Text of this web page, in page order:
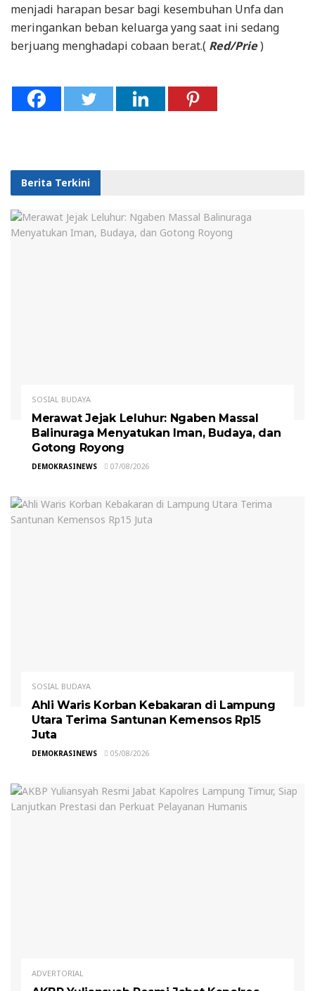
menjadi harapan besar bagi kesembuhan Unfa dan
meringankan beban keluarga yang saat ini sedang
berjuang menghadapi cobaan berat.( Red/Prie)
Berita Terkini
SOSIAL BUDAYA
Merawat Jejak Leluhur: Ngaben Massal
Balinuraga Menyatukan Iman, Budaya, dan
Gotong Royong
DEMOKRASINEWS 07/08/2026
SOSIAL BUDAYA
Ahli Waris Korban Kebakaran di Lampung
Utara Terima Santunan Kemensos Rp15
Juta
DEMOKRASINEWS 05/08/2026
ADVERTORIAL